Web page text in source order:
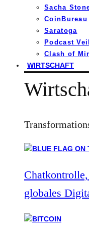
Sacha
CoinBureau
Saratoga
Podcast
Clash of
WIRTSCHAFT
globales